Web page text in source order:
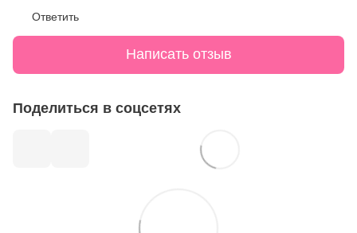
Ответить
Написать отзыв
Поделиться в соцсетях